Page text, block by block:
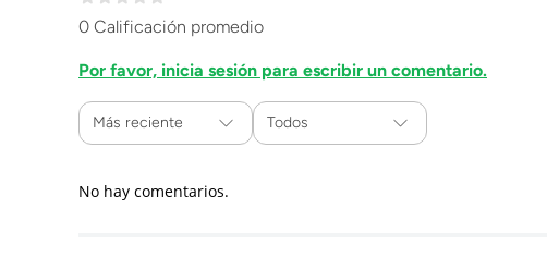
0 Calificación promedio
Por favor, inicia sesión para escribir un comentario.
Más reciente Todos
No hay comentarios.